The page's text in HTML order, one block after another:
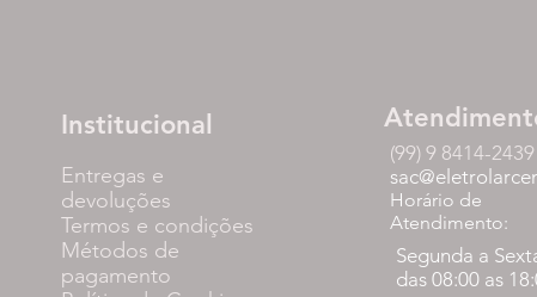
Institucional
Entregas e
devoluções
Termos e condições
Métodos de
pagamento
(99) 9 8414-2439
Horário de
Atendimento:
Segunda a
das 08:00 as